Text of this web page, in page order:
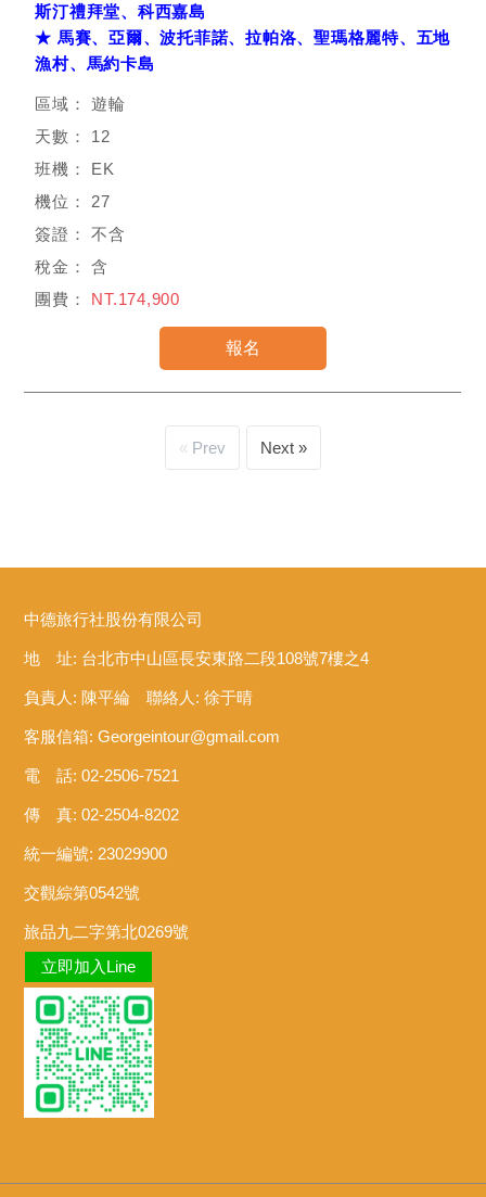
斯汀禮拜堂、科西嘉島
★ 馬賽、亞爾、波托菲諾、拉帕洛、聖瑪格麗特、五地
漁村、馬約卡島
遊輪
12
EK
27
不含
含
NT.174,900
Prev Next
中德旅行社股份有限公司
地 址: 台北市中山區長安東路二段108號7樓之4
負責人: 陳平綸 聯絡人: 徐于晴
客服信箱:Georgeintour@gmail.com
電 話: 02-2506-7521
傳 真: 02-2504-8202
統一編號: 23029900
交觀綜第0542號
旅品九二字第北0269號
立即加入Line